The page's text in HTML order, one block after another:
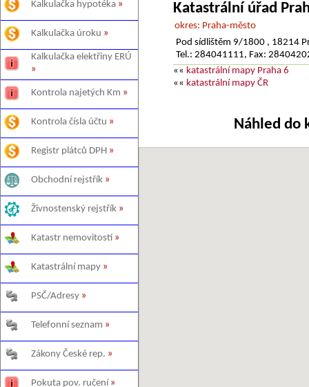
Kalkulačka hypotéka »
Kalkulačka úroku »
Kalkulačka elektřiny ERÚ
»
Kontrola najetých Km »
Kontrola čísla účtu »
Registr plátců DPH »
Obchodní rejstřík »
Živnostenský rejstřík »
Katastr nemovitostí »
Katastrální mapy »
PSČ/Adresy »
Telefonní seznam »
Zákony České rep. »
Pokuta pov. ručení »
Katastrální úřad
okres: Praha-město
Pod sídlištěm 9/1800 , 18214
Tel.: 284041111, Fax:
«« katastrální mapy Praha 6
«« katastrální mapy ČR
Náhled do